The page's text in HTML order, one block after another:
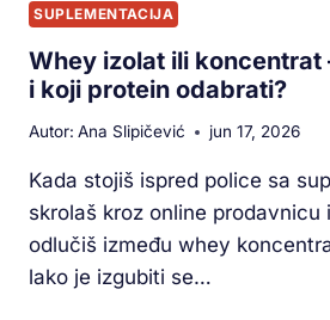
SUPLEMENTACIJA
Whey izolat ili koncentrat
i koji protein odabrati?
Autor: Ana Slipičević jun 17, 2026
Kada stojiš ispred police sa
skrolaš kroz online prodavnicu
odlučiš između whey
lako je izgubiti se…